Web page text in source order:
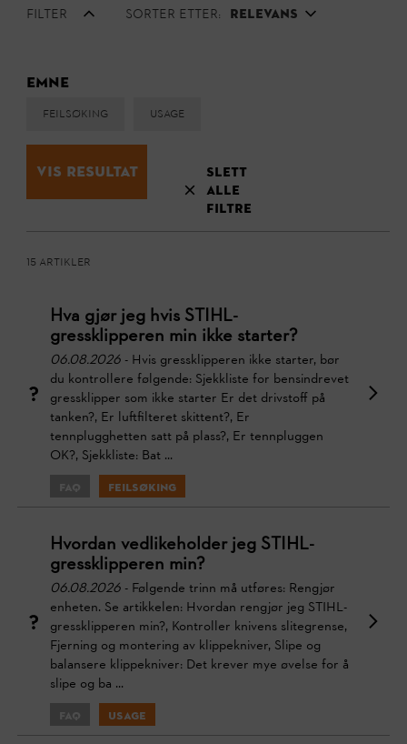
Filter Sorter etter: Relevans
Emne
Feilsøking Usage
Vis resultat
Slett
alle
filtre
15 Artikler
Hva gjør jeg hvis STIHL-
gressklipperen min ikke starter?
06.08.2026 - Hvis gressklipperen ikke starter, bør
du kontrollere følgende: Sjekkliste for bensindrevet
gressklipper som ikke starter Er det drivstoff på
tanken?, Er luftfilteret skittent?, Er
tennplugghetten satt på plass?, Er tennpluggen
OK?, Sjekkliste: Bat ...
FAQ Feilsøking
Hvordan vedlikeholder jeg STIHL-
gressklipperen min?
06.08.2026 - Følgende trinn må utføres: Rengjør
enheten. Se artikkelen: Hvordan rengjør jeg STIHL-
gressklipperen min?, Kontroller knivens slitegrense,
Fjerning og montering av klippekniver, Slipe og
balansere klippekniver: Det krever mye øvelse for å
slipe og ba ...
FAQ Usage